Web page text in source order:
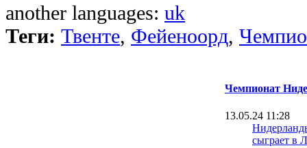
another languages: uk
Теги: Твенте, Фейеноорд,
Чемпионат
13.05.24 11:28
сыграет в